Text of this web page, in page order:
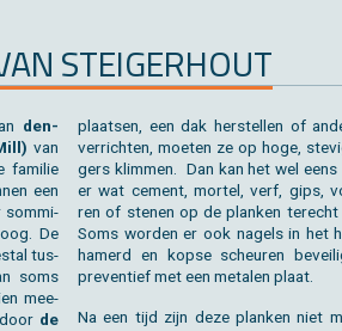
STEI­GER­HOUT
den­
van
fa­mi­lie
een
som­mi­
De
tus­
soms
mee­
de
plaat­sen, een dak her­stel­len of
ver­rich­ten, moe­ten ze op hoge,
gers klim­men. Dan kan het wel
er wat ce­ment, mor­tel, verf, gips,
ren of ste­nen op de plan­ken te­recht
Soms wor­den er ook na­gels in het
ha­merd en kopse scheu­ren
pre­ven­tief met een me­ta­len plaat.
Na een tijd zijn deze plan­ken niet